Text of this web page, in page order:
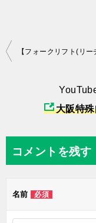
投
シ
ン
大阪特
コメントを残す
名前 必須